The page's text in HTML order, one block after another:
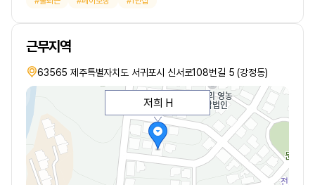
근무지역
63565 제주특별자치도 서귀포시 신서로108번길 5 (강정동)
저희 H